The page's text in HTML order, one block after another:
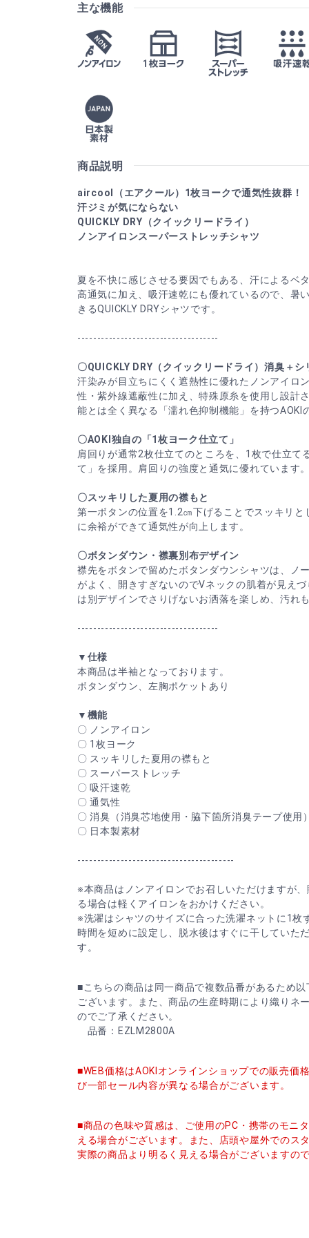
主な機能
商品説明
aircool（エアクール）1枚ヨークで通気性抜群！
汗ジミが気にならない
QUICKLY DRY（クイックリードライ）
ノンアイロンスーパーストレッチシャツ
夏を不快に感じさせる要因でもある、汗によるベ
高通気に加え、吸汗速乾にも優れているので、暑
きるQUICKLY DRYシャツです。
------------------------------------
〇QUICKLY DRY（クイックリードライ）消臭＋シ
汗染みが目立ちにくく遮熱性に優れたノンアイロ
性・紫外線遮蔽性に加え、特殊原糸を使用し設計
能とは全く異なる「濡れ色抑制機能」を持つAOKI
〇AOKI独自の「1枚ヨーク仕立て」
肩回りが通常2枚仕立てのところを、1枚で仕立て
て」を採用。肩回りの強度と通気に優れています
〇スッキリした夏用の襟もと
第一ボタンの位置を1.2㎝下げることでスッキリ
に余裕ができて通気性が向上します。
〇ボタンダウン・襟裏別布デザイン
襟先をボタンで留めたボタンダウンシャツは、ノ
がよく、開きすぎないのでVネックの肌着が見え
は別デザインでさりげないお洒落を楽しめ、汚れ
------------------------------------
▼仕様
本商品は半袖となっております。
ボタンダウン、左胸ポケットあり
▼機能
〇 ノンアイロン
〇 1枚ヨーク
〇 スッキリした夏用の襟もと
〇 スーパーストレッチ
〇 吸汗速乾
〇 通気性
〇 消臭（消臭芯地使用・脇下箇所消臭テープ使用
〇 日本製素材
----------------------------------------
※本商品はノンアイロンでお召しいただけますが
る場合は軽くアイロンをおかけください。
※洗濯はシャツのサイズに合った洗濯ネットに1枚
時間を短めに設定し、脱水後はすぐに干していた
す。
■こちらの商品は同一商品で複数品番があるため
ございます。また、商品の生産時期により織りネ
のでご了承ください。
品番：EZLM2800A
■WEB価格はAOKIオンラインショップでの販売価
び一部セール内容が異なる場合がございます。
■商品の色味や質感は、ご使用のPC・携帯のモニ
える場合がございます。また、店頭や屋外でのス
実際の商品より明るく見える場合がございますの